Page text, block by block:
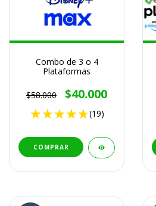
Combo de 3 o 4
Plataformas
$58.000 $40.000
(19)
COMPRAR